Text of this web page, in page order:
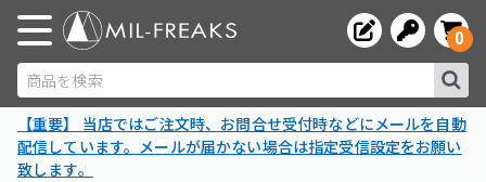
商品を検索
0
【重要】 当店ではご注文時、お問合せ受付時などにメールを自動
配信しています。メールが届かない場合は指定受信設定をお願い
致します。